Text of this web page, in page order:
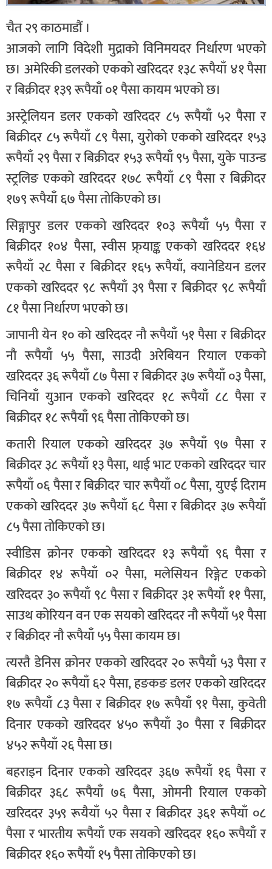
चैत २९ काठमाडौं ।
आजको लागि विदेशी मुद्राको विनिमयदर निर्धारण भएको
छ। अमेरिकी डलरको एकको खरिददर १३८ रूपैयाँ ४१ पैसा
र बिक्रीदर १३९ रूपैयाँ ०१ पैसा कायम भएको छ।
अस्ट्रेलियन डलर एकको खरिददर ८५ रूपैयाँ ५२ पैसा र
बिक्रीदर ८५ रूपैयाँ ८९ पैसा, युरोको एकको खरिददर १५३
रूपैयाँ २९ पैसा र बिक्रीदर १५३ रूपैयाँ ९५ पैसा, युके पाउन्ड
स्ट्रलिङ एकको खरिददर १७८ रूपैयाँ ८९ पैसा र बिक्रीदर
१७९ रूपैयाँ ६७ पैसा तोकिएको छ।
सिङ्गापुर डलर एकको खरिददर १०३ रूपैयाँ ५५ पैसा र
बिक्रीदर १०४ पैसा, स्वीस फ्र्याङ्क एकको खरिददर १६४
रूपैयाँ २८ पैसा र बिक्रीदर १६५ रूपैयाँ, क्यानेडियन डलर
एकको खरिददर ९८ रूपैयाँ ३९ पैसा र बिक्रीदर ९८ रूपैयाँ
८१ पैसा निर्धारण भएको छ।
जापानी येन १० को खरिददर नौ रूपैयाँ ५१ पैसा र बिक्रीदर
नौ रूपैयाँ ५५ पैसा, साउदी अरेबियन रियाल एकको
खरिददर ३६ रूपैयाँ ८७ पैसा र बिक्रीदर ३७ रूपैयाँ ०३ पैसा,
चिनियाँ युआन एकको खरिददर १८ रूपैयाँ ८८ पैसा र
बिक्रीदर १८ रूपैयाँ ९६ पैसा तोकिएको छ।
कतारी रियाल एकको खरिददर ३७ रूपैयाँ ९७ पैसा र
बिक्रीदर ३८ रूपैयाँ १३ पैसा, थाई भाट एकको खरिददर चार
रूपैयाँ ०६ पैसा र बिक्रीदर चार रूपैयाँ ०८ पैसा, युएई दिराम
एकको खरिददर ३७ रूपैयाँ ६८ पैसा र बिक्रीदर ३७ रूपैयाँ
८५ पैसा तोकिएको छ।
स्वीडिस क्रोनर एकको खरिददर १३ रूपैयाँ ९६ पैसा र
बिक्रीदर १४ रूपैयाँ ०२ पैसा, मलेसियन रिङ्गेट एकको
खरिददर ३० रूपैयाँ ९८ पैसा र बिक्रीदर ३१ रूपैयाँ ११ पैसा,
साउथ कोरियन वन एक सयको खरिददर नौ रूपैयाँ ५१ पैसा
र बिक्रीदर नौ रूपैयाँ ५५ पैसा कायम छ।
त्यस्तै डेनिस क्रोनर एकको खरिददर २० रूपैयाँ ५३ पैसा र
बिक्रीदर २० रूपैयाँ ६२ पैसा, हङकङ डलर एकको खरिददर
१७ रूपैयाँ ८३ पैसा र बिक्रीदर १७ रूपैयाँ ९१ पैसा, कुवेती
दिनार एकको खरिददर ४५० रूपैयाँ ३० पैसा र बिक्रीदर
४५२ रूपैयाँ २६ पैसा छ।
बहराइन दिनार एकको खरिददर ३६७ रूपैयाँ १६ पैसा र
बिक्रीदर ३६८ रूपैयाँ ७६ पैसा, ओमनी रियाल एकको
खरिददर ३५९ रूयैयाँ ५२ पैसा र बिक्रीदर ३६१ रूपैयाँ ०८
पैसा र भारतीय रूपैयाँ एक सयको खरिददर १६० रूपैयाँ र
बिक्रीदर १६० रूपैयाँ १५ पैसा तोकिएको छ।